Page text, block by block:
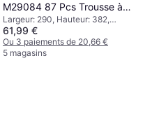
M29084 87 Pcs Trousse à
outils
Largeur: 290, Hauteur: 382,
Longueur: 90, Poids: 3800
61,99 €
Ou 3 paiements de 20,66 €
5 magasins